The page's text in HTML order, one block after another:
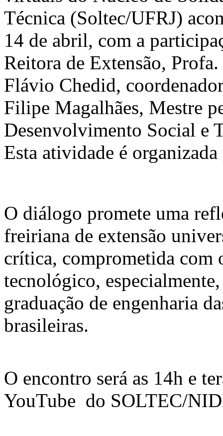
Técnica (Soltec/UFRJ)
14 de abril, com a
Reitora de Extensão,
Flávio Chedid,
Filipe Magalhães, Mestre
Desenvolvimento Social e
Esta atividade é
O diálogo promete uma
freiriana de extensão
crítica, comprometida com
tecnológico,
graduação de engenharia
brasileiras.
O encontro será as 14h e
YouTube do SOLTEC/